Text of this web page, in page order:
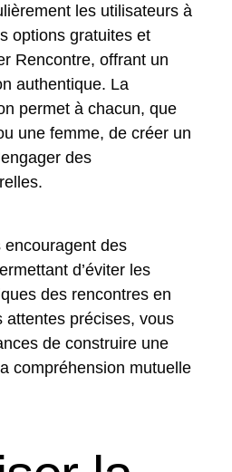
les utilisateurs à
options gratuites et
Rencontre, offrant un
authentique. La
permet à chacun, que
une femme, de créer un
des
encouragent des
d’éviter les
des rencontres en
attentes précises, vous
de construire une
compréhension mutuelle